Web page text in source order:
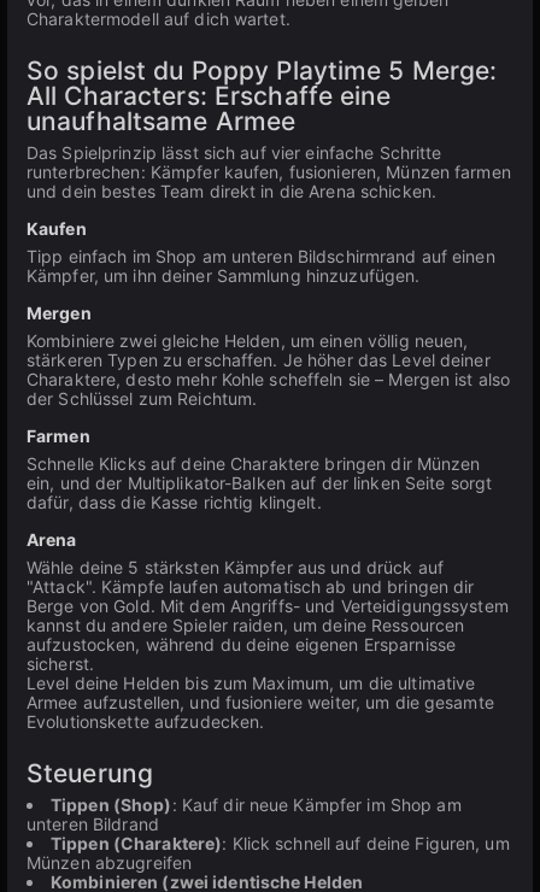
Charaktermodell auf dich wartet.
So spielst du Poppy Playtime 5 Merge:
All Characters: Erschaffe eine
unaufhaltsame Armee
Das Spielprinzip lässt sich auf vier einfache Schritte
runterbrechen: Kämpfer kaufen, fusionieren, Münzen farmen
und dein bestes Team direkt in die Arena schicken.
Kaufen
Tipp einfach im Shop am unteren Bildschirmrand auf einen
Kämpfer, um ihn deiner Sammlung hinzuzufügen.
Mergen
Kombiniere zwei gleiche Helden, um einen völlig neuen,
stärkeren Typen zu erschaffen. Je höher das Level deiner
Charaktere, desto mehr Kohle scheffeln sie – Mergen ist also
der Schlüssel zum Reichtum.
Farmen
Schnelle Klicks auf deine Charaktere bringen dir Münzen
ein, und der Multiplikator-Balken auf der linken Seite sorgt
dafür, dass die Kasse richtig klingelt.
Arena
Wähle deine 5 stärksten Kämpfer aus und drück auf
"Attack". Kämpfe laufen automatisch ab und bringen dir
Berge von Gold. Mit dem Angriffs- und Verteidigungssystem
kannst du andere Spieler raiden, um deine Ressourcen
aufzustocken, während du deine eigenen Ersparnisse
sicherst.
Level deine Helden bis zum Maximum, um die ultimative
Armee aufzustellen, und fusioniere weiter, um die gesamte
Evolutionskette aufzudecken.
Steuerung
Tippen (Shop): Kauf dir neue Kämpfer im Shop am
unteren Bildrand
Tippen (Charaktere): Klick schnell auf deine Figuren, um
Münzen abzugreifen
Kombinieren (zwei identische Helden